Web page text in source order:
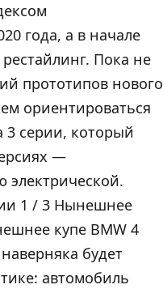
года, а в начале
Пока не
прототипов нового
ориентироваться
3 серии, который
—
1 / 3 Нынешнее
купе BMW 4
будет
автомобиль